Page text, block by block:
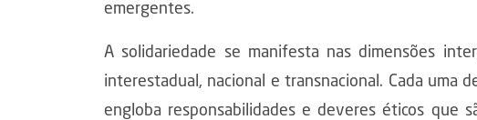
emergentes.
A solidariedade se manifesta nas dimensões
interestadual, nacional e transnacional. Cada uma
engloba responsabilidades e deveres éticos que